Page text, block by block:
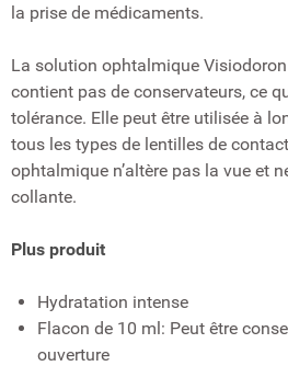
la prise de médicaments.
La solution ophtalmique
contient pas de conservateurs, ce
tolérance. Elle peut être utilisée à
tous les types de lentilles de
ophtalmique n’altère pas la vue et
collante.
Plus produit
Hydratation intense
Flacon de 10 ml: Peut être
ouverture